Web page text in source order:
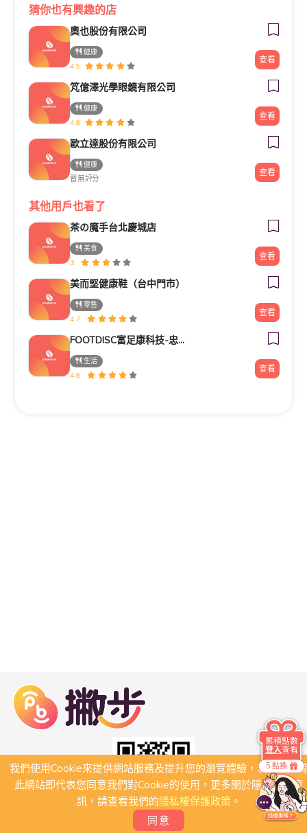
猜你也有興趣的店
奧也股份有限公司
健康
4.9
查看
竼億澤光學眼鏡有限公司
健康
4.8
查看
歐立達股份有限公司
健康
暫無評分
查看
其他用戶也看了
茶の魔手台北慶城店
美食
3
查看
美而堅健康鞋（台中門市）
零售
4.7
查看
FOOTDISC富足康科技-忠孝直營門市
生活
4.8
查看
我們使用Cookie來提供網站服務及提升您的瀏覽體驗，若繼續瀏
此網站即代表您同意我們對Cookie的使用。更多關於隱私保護資
訊，請查看我們的隱私權保護政策。
同意
5 點換
累積點數
登入查看